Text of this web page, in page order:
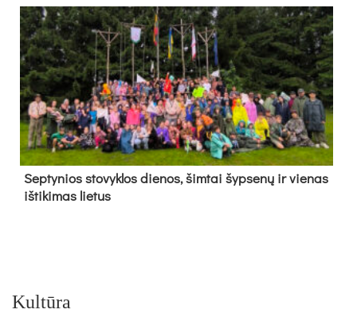
Sep­ty­nios sto­vyk­los die­nos, šim­tai šyp­se­nų ir vie­nas
iš­ti­ki­mas lie­tus
Kultūra